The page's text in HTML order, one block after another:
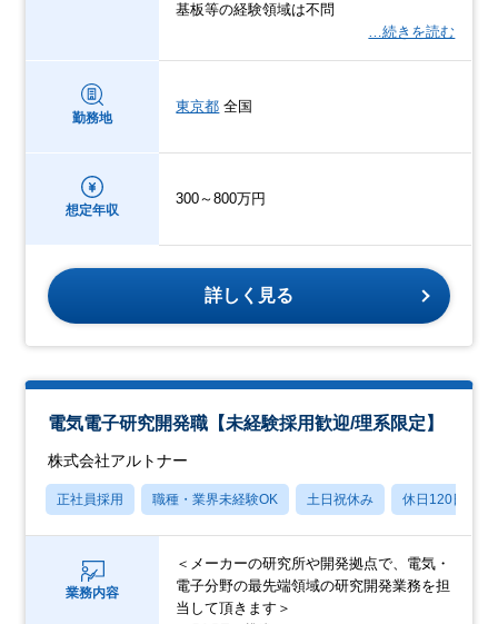
基板等の経験領域は不問
…続きを読む
勤務地
東京都 全国
想定年収
300～800万円
詳しく見る
電気電子研究開発職【未経験採用歓迎/理系限定】
株式会社アルトナー
正社員採用 職種・業界未経験OK 土日祝休み 休日120日以上
業務内容
＜メーカーの研究所や開発拠点で、電気・
電子分野の最先端領域の研究開発業務を担
当して頂きます＞